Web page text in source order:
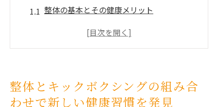
整体の基本とその健康メリット
キックボクシングで得られる運動効果
シング
整体とキックボクシングの組み合
わせで新しい健康習慣を発見